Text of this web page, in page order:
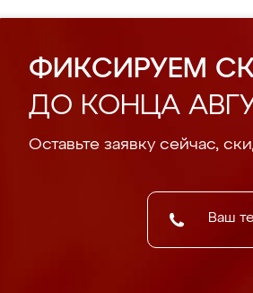
ФИКСИРУЕМ
ДО КОНЦА
Оставьте заявку сейчас,